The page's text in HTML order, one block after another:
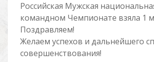
Российская Мужская
командном Чемпионате взяла 1
Поздравляем!
Желаем успехов и дальнейшего
совершенствования!